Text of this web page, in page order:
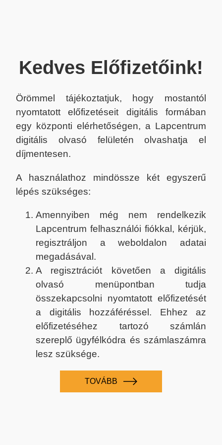
Kedves Előfizetőink!
Örömmel tájékoztatjuk, hogy mostantól
nyomtatott előfizetéseit digitális formában
egy központi elérhetőségen, a Lapcentrum
digitális olvasó felületén olvashatja el
díjmentesen.
A használathoz mindössze két egyszerű
lépés szükséges:
Amennyiben még nem rendelkezik
Lapcentrum felhasználói fiókkal, kérjük,
regisztráljon a weboldalon adatai
megadásával.
A regisztrációt követően a digitális
olvasó menüpontban tudja
összekapcsolni nyomtatott előfizetését
a digitális hozzáféréssel. Ehhez az
előfizetéséhez tartozó számlán
szereplő ügyfélkódra és számlaszámra
lesz szüksége.
TOVÁBB